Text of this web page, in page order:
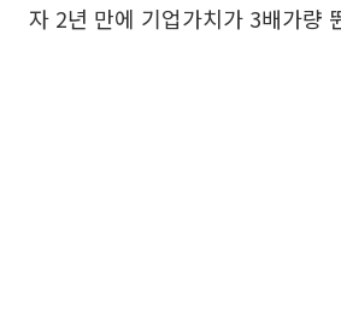
자 2년 만에 기업가치가 3배가량